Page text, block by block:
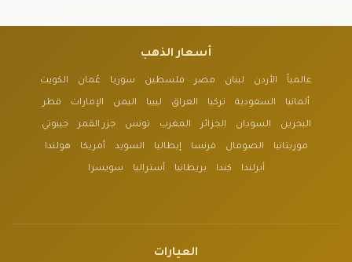
أسعار الذهب
عالمياً الأردن لبنان مصر فلسطين سوريا عُمان الكويت
ألمانيا السعودية تركيا العراق ليبيا اليمن الإمارات قطر
البحرين السودان الجزائر المغرب تونس جزر القمر جيبوتي
موريتانيا الصومال فرنسا إيطاليا السويد أمريكا هولندا
أيرلندا كندا بريطانيا أستراليا سويسرا
العيارات